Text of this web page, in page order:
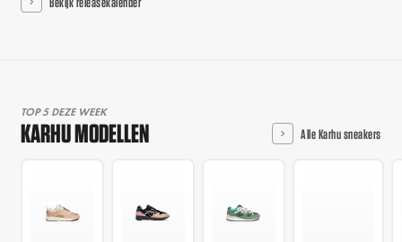
TOP 5 DEZE WEEK
KARHU MODELLEN Alle Karhu sneakers